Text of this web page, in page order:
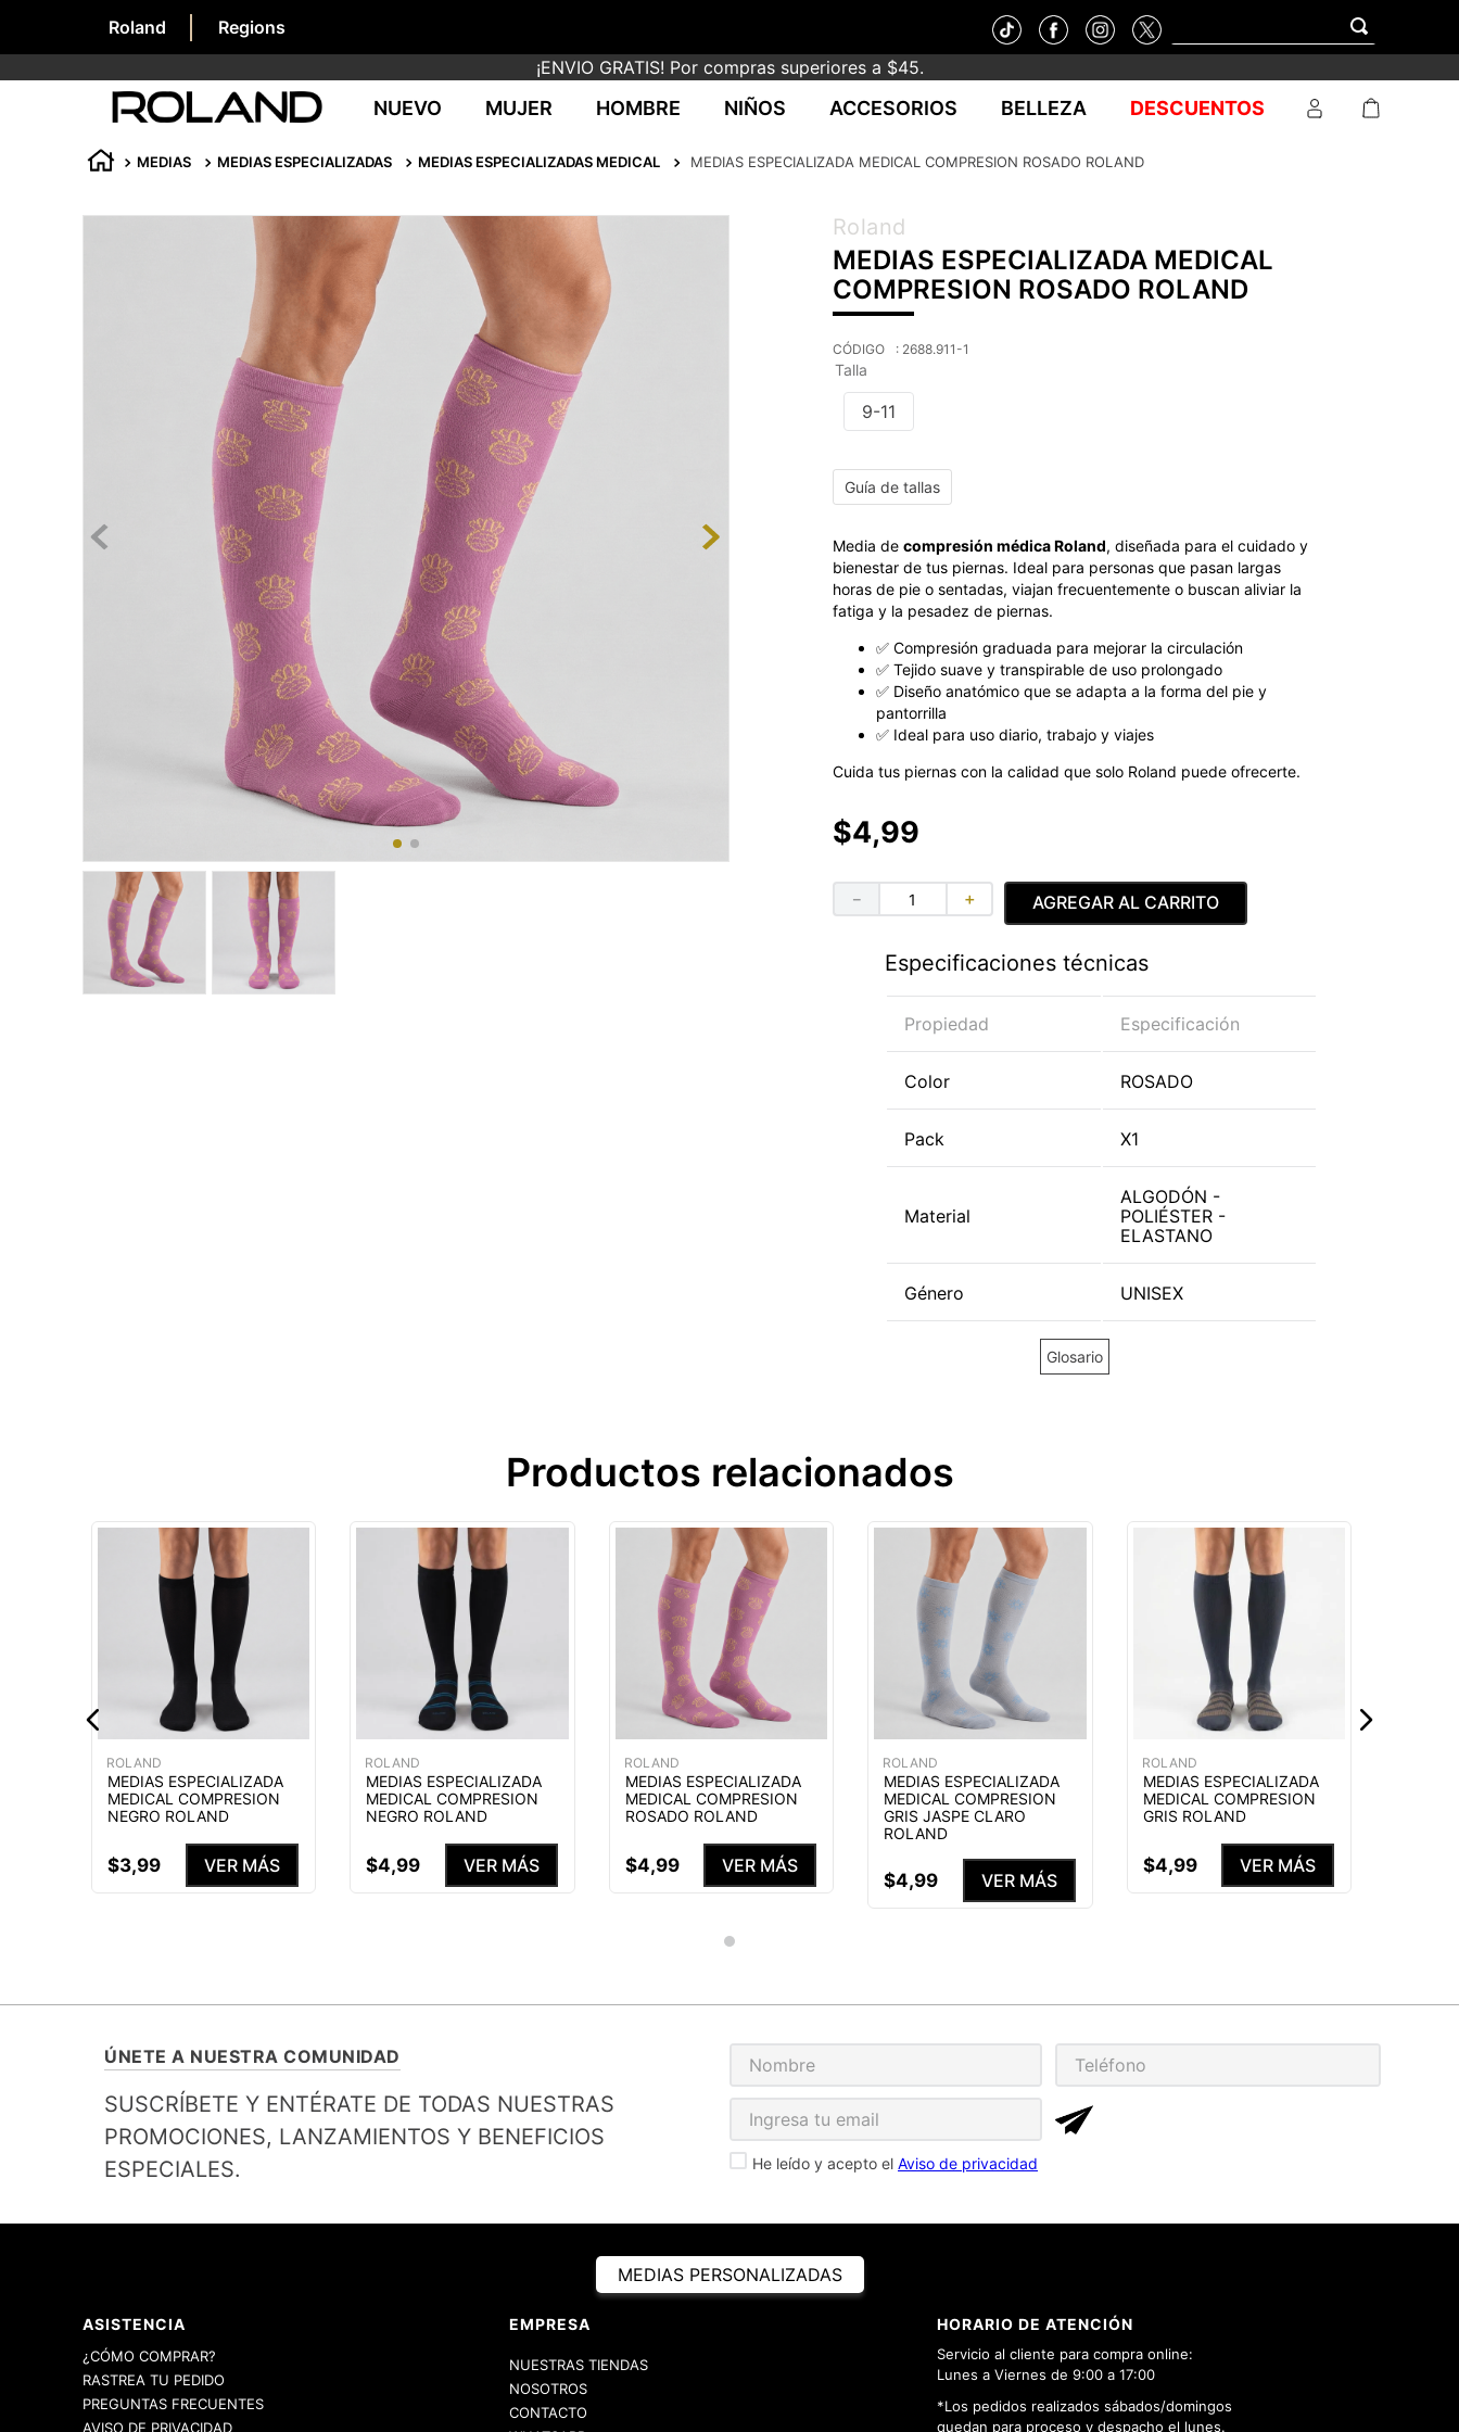
Roland
Regions
¡ENVIO GRATIS! Por compras superiores a $45.
NUEVO MUJER HOMBRE NIÑOS ACCESORIOS BELLEZA DESCUENTOS
MEDIAS MEDIAS ESPECIALIZADAS MEDIAS ESPECIALIZADAS MEDICAL MEDIAS ESPECIALIZADA MEDICAL COMPRESION ROSADO ROLAND
Roland
MEDIAS ESPECIALIZADA MEDICAL
COMPRESION ROSADO ROLAND
: 2688.911-1
Talla
9-11
Guía de tallas
Media de compresión médica Roland, diseñada para el cuidado y
bienestar de tus piernas. Ideal para personas que pasan largas
horas de pie o sentadas, viajan frecuentemente o buscan aliviar la
fatiga y la pesadez de piernas.
✅ Compresión graduada para mejorar la circulación
✅ Tejido suave y transpirable de uso prolongado
✅ Diseño anatómico que se adapta a la forma del pie y
pantorrilla
✅ Ideal para uso diario, trabajo y viajes
Cuida tus piernas con la calidad que solo Roland puede ofrecerte.
$4,99
＋
－ AGREGAR AL CARRITO
Especificaciones técnicas
Propiedad Especificación
Color ROSADO
Pack X1
Material
ALGODÓN -
POLIÉSTER -
ELASTANO
Género UNISEX
Glosario
Productos relacionados
ROLAND
MEDIAS ESPECIALIZADA
MEDICAL COMPRESION
NEGRO ROLAND
$3,99 VER MÁS
ROLAND
MEDIAS ESPECIALIZADA
MEDICAL COMPRESION
NEGRO ROLAND
$4,99 VER MÁS
ROLAND
MEDIAS ESPECIALIZADA
MEDICAL COMPRESION
ROSADO ROLAND
$4,99 VER MÁS
ROLAND
MEDIAS ESPECIALIZADA
MEDICAL COMPRESION
GRIS JASPE CLARO
ROLAND
$4,99 VER MÁS
ROLAND
MEDIAS ESPECIALIZADA
MEDICAL COMPRESION
GRIS ROLAND
$4,99 VER MÁS
ÚNETE A NUESTRA COMUNIDAD
SUSCRÍBETE Y ENTÉRATE DE TODAS NUESTRAS
PROMOCIONES, LANZAMIENTOS Y BENEFICIOS
ESPECIALES.
He leído y acepto el Aviso de privacidad
MEDIAS PERSONALIZADAS
ASISTENCIA
¿CÓMO COMPRAR?
RASTREA TU PEDIDO
PREGUNTAS FRECUENTES
AVISO DE PRIVACIDAD
EMPRESA
NUESTRAS TIENDAS
NOSOTROS
CONTACTO
HORARIO DE ATENCIÓN
Servicio al cliente para compra online:
Lunes a Viernes de 9:00 a 17:00
*Los pedidos realizados sábados/domingos
quedan para proceso y despacho el lunes.